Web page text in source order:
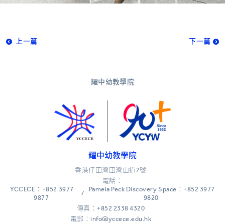
上一篇 下一篇
耀中幼教學院
耀中幼教學院
香港仔田灣田灣山道2號
電話：
YCCECE：+852 3977
9877
/
Pamela Peck Discovery Space：+852 3977
9820
傳真：+852 2338 4320
電郵：info@yccece.edu.hk